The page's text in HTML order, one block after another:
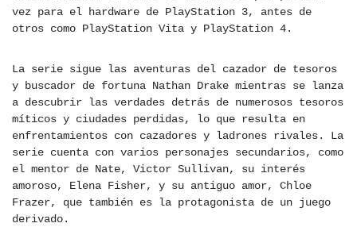
vez para el hardware de PlayStation 3, antes de
otros como PlayStation Vita y PlayStation 4.
La serie sigue las aventuras del cazador de tesoros
y buscador de fortuna Nathan Drake mientras se lanza
a descubrir las verdades detrás de numerosos tesoros
míticos y ciudades perdidas, lo que resulta en
enfrentamientos con cazadores y ladrones rivales. La
serie cuenta con varios personajes secundarios, como
el mentor de Nate, Victor Sullivan, su interés
amoroso, Elena Fisher, y su antiguo amor, Chloe
Frazer, que también es la protagonista de un juego
derivado.